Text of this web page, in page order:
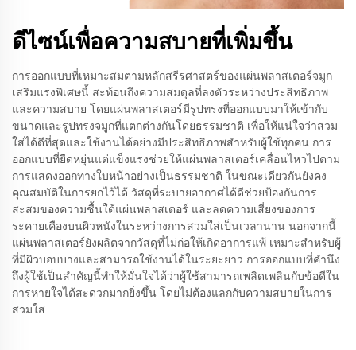
ดีไซน์เพื่อความสบายที่เพิ่มขึ้น
การออกแบบที่เหมาะสมตามหลักสรีรศาสตร์ของแผ่นพลาสเตอร์จมูก
เสริมแรงพิเศษนี้ สะท้อนถึงความสมดุลที่ลงตัวระหว่างประสิทธิภาพ
และความสบาย โดยแผ่นพลาสเตอร์มีรูปทรงที่ออกแบบมาให้เข้ากับ
ขนาดและรูปทรงจมูกที่แตกต่างกันโดยธรรมชาติ เพื่อให้แน่ใจว่าสวม
ใส่ได้ดีที่สุดและใช้งานได้อย่างมีประสิทธิภาพสำหรับผู้ใช้ทุกคน การ
ออกแบบที่ยืดหยุ่นแต่แข็งแรงช่วยให้แผ่นพลาสเตอร์เคลื่อนไหวไปตาม
การแสดงออกทางใบหน้าอย่างเป็นธรรมชาติ ในขณะเดียวกันยังคง
คุณสมบัติในการยกไว้ได้ วัสดุที่ระบายอากาศได้ดีช่วยป้องกันการ
สะสมของความชื้นใต้แผ่นพลาสเตอร์ และลดความเสี่ยงของการ
ระคายเคืองบนผิวหนังในระหว่างการสวมใส่เป็นเวลานาน นอกจากนี้
แผ่นพลาสเตอร์ยังผลิตจากวัสดุที่ไม่ก่อให้เกิดอาการแพ้ เหมาะสำหรับผู้
ที่มีผิวบอบบางและสามารถใช้งานได้ในระยะยาว การออกแบบที่คำนึง
ถึงผู้ใช้เป็นสำคัญนี้ทำให้มั่นใจได้ว่าผู้ใช้สามารถเพลิดเพลินกับข้อดีใน
การหายใจได้สะดวกมากยิ่งขึ้น โดยไม่ต้องแลกกับความสบายในการ
สวมใส